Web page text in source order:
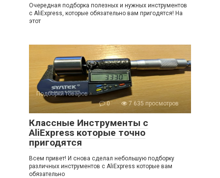
Очередная подборка полезных и нужных инструментов
с AliExpress, которые обязательно вам пригодятся! На
этот
Подборки товаров
0
7 635 просмотров
Классные Инструменты с
AliExpress которые точно
пригодятся
Всем привет! И снова сделал небольшую подборку
различных инструментов с AliExpress которые вам
обязательно